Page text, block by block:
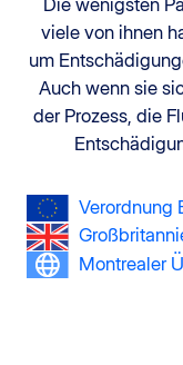
viele von ihnen
um
Auch wenn sie
der Prozess, die
Verordnung
Montrealer